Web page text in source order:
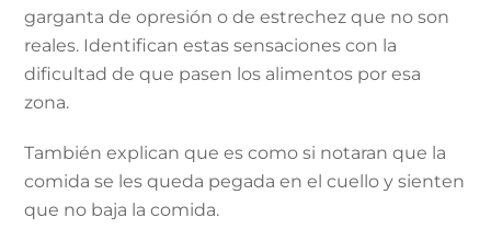
garganta de opresión o de estrechez que no son
reales. Identifican estas sensaciones con la
dificultad de que pasen los alimentos por esa
zona.
También explican que es como si notaran que la
comida se les queda pegada en el cuello y sienten
que no baja la comida.